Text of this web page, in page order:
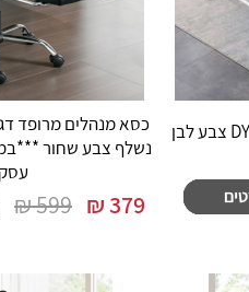
עמדת מחשב פינתית דגם DYNAMIC צבע לבן
379
₪
599 ₪